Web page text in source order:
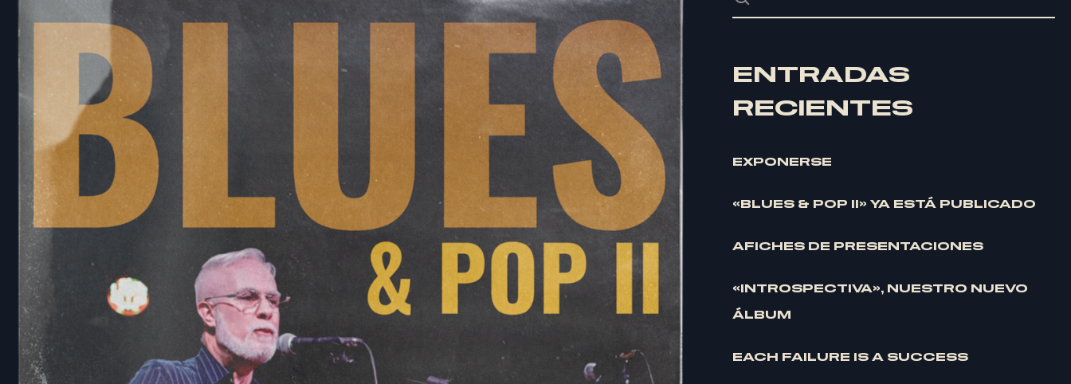
ENTRADAS
RECIENTES
EXPONERSE
«BLUES & POP II» YA ESTÁ PUBLICADO
AFICHES DE PRESENTACIONES
«INTROSPECTIVA», NUESTRO NUEVO
ÁLBUM
EACH FAILURE IS A SUCCESS